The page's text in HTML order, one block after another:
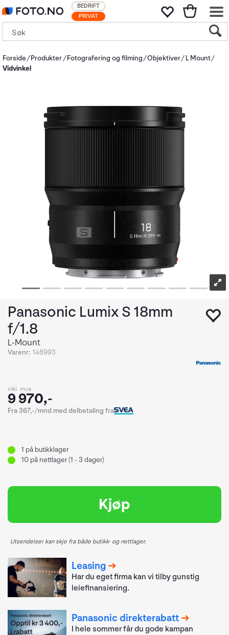
PRIVAT
BEDRIFT
Forside Produkter Fotografering og filming Objektiver
L Mount
Vidvinkel
Panasonic Lumix S 18mm
f/1.8
L-Mount
Varenr: 146993
inkl. mva
9 970,-
Fra 367,-/mnd med delbetaling fra
1 på butikklager
10 på nettlager (1 - 3 dager)
Kjøp
Utsendelser kan skje fra både butikk- og nettlager.
Leasing
Har du eget firma kan vi tilby gunstig
leiefinansiering.
Panasonic direkterabatt
I hele sommer får du gode kampan